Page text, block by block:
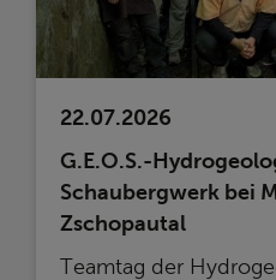
22.07.2026
G.E.O.S.-
Schaubergwerk bei
Zschopautal
Teamtag der